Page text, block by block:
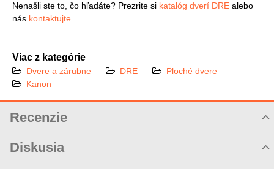
Nenašli ste to, čo hľadáte? Prezrite si katalóg dverí DRE alebo
nás kontaktujte
Viac z kategórie
Dvere a zárubne DRE
Ploché dvere
Kanon
Recenzie
Diskusia